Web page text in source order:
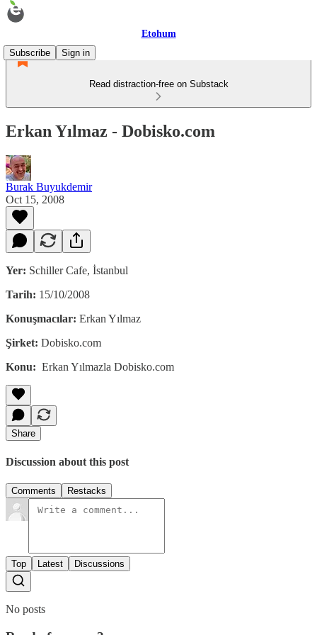
Etohum
Subscribe
Sign in
Read distraction-free on Substack
Erkan Yılmaz - Dobisko.com
Burak Buyukdemir
Oct 15, 2008
Yer: Schiller Cafe, İstanbul
Tarih: 15/10/2008
Konuşmacılar: Erkan Yılmaz
Şirket: Dobisko.com
Konu: Erkan Yılmazla Dobisko.com
Share
Discussion about this post
Comments Restacks
Top Latest Discussions
No posts